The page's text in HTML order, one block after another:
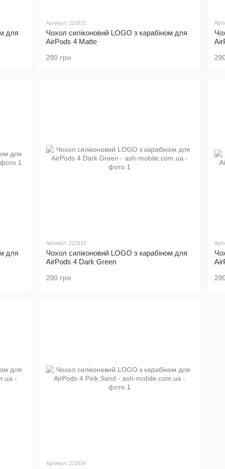
для
Артикул: 222931
Чохол силіконовий LOGO з карабіном для
AirPods 4 Matte
290 грн
для
Артикул: 222916
Чохол силіконовий LOGO з карабіном для
AirPods 4 Dark Green
290 грн
Артикул: 222934